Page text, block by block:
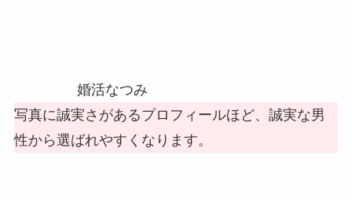
婚活なつみ
写真に誠実さがあるプロフィールほど、誠実な男
性から選ばれやすくなります。